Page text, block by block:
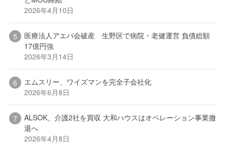
2026年4月10日
医療法人アエバ会破産 生野区で病院・老健運営 負債総額
17億円強
2026年3月14日
エムスリー、ワイズマンを完全子会社化
2026年6月8日
ALSOK、介護2社を買収 大和ハウスはオペレーション事業撤
退へ
2026年4月8日